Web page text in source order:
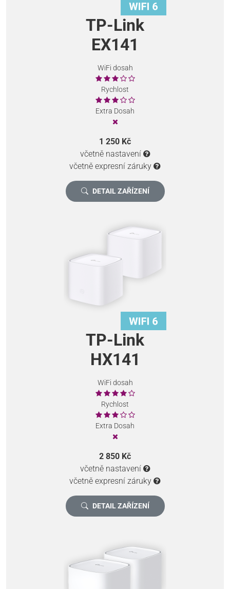
TP-Link
EX141
WiFi dosah
Rychlost
Extra Dosah
1 250 Kč
včetně nastavení
včetně expresní záruky
DETAIL ZAŘÍZENÍ
TP-Link
HX141
WiFi dosah
Rychlost
Extra Dosah
2 850 Kč
včetně nastavení
včetně expresní záruky
DETAIL ZAŘÍZENÍ